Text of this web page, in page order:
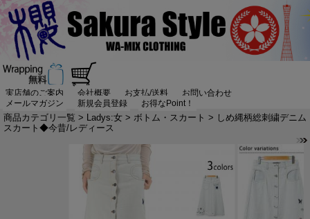
実店舗のご案内 会社概要 お支払/送料
お問い合わせ
メールマガジン
新規会員登録 お得なPoint！
商品カテゴリ一覧 > Ladys:女 > ボトム・スカート > しめ縄柄総刺繍デニム
スカート◆今昔/レディース